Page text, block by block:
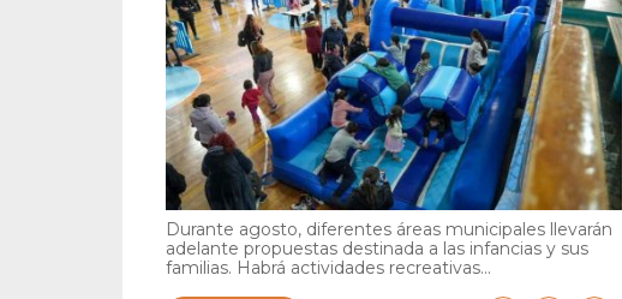
Durante agosto, diferentes áreas municipales llevarán
adelante propuestas destinada a las infancias y sus
familias. Habrá actividades recreativas...